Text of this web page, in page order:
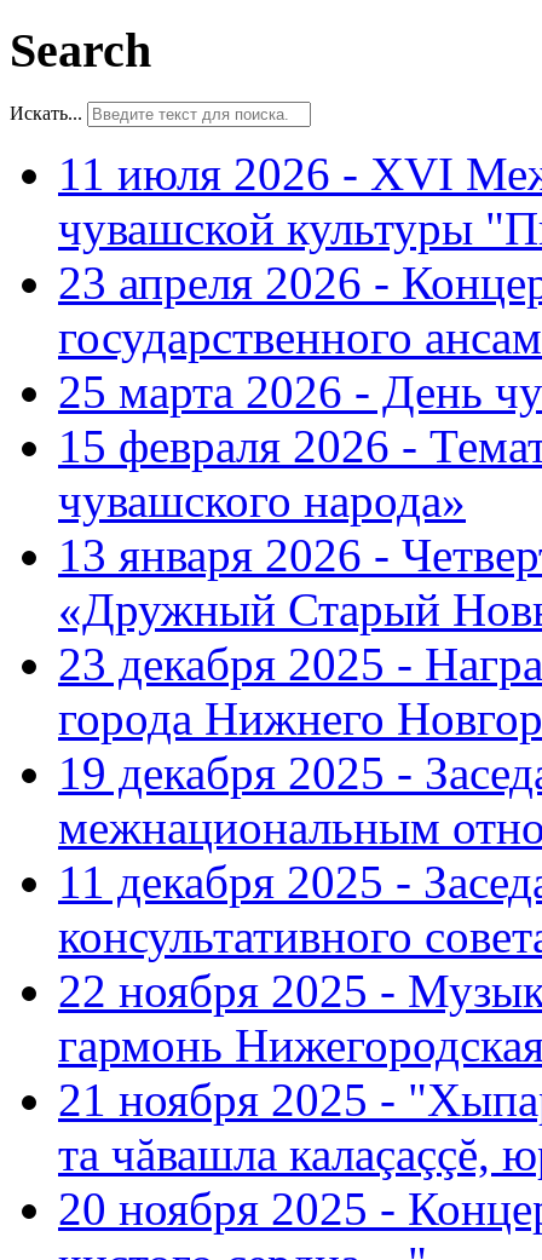
Search
Искать...
11 июля 2026 - XVI
чувашской культуры
23 апреля 2026 -
государственного
25 марта 2026 - День
15 февраля 2026 -
чувашского народа»
13 января 2026 -
«Дружный Старый
23 декабря 2025 -
города Нижнего
19 декабря 2025 -
межнациональным
11 декабря 2025 -
консультативного
22 ноября 2025 -
гармонь
21 ноября 2025 -
та чăвашла калаçаççĕ,
20 ноября 2025 -